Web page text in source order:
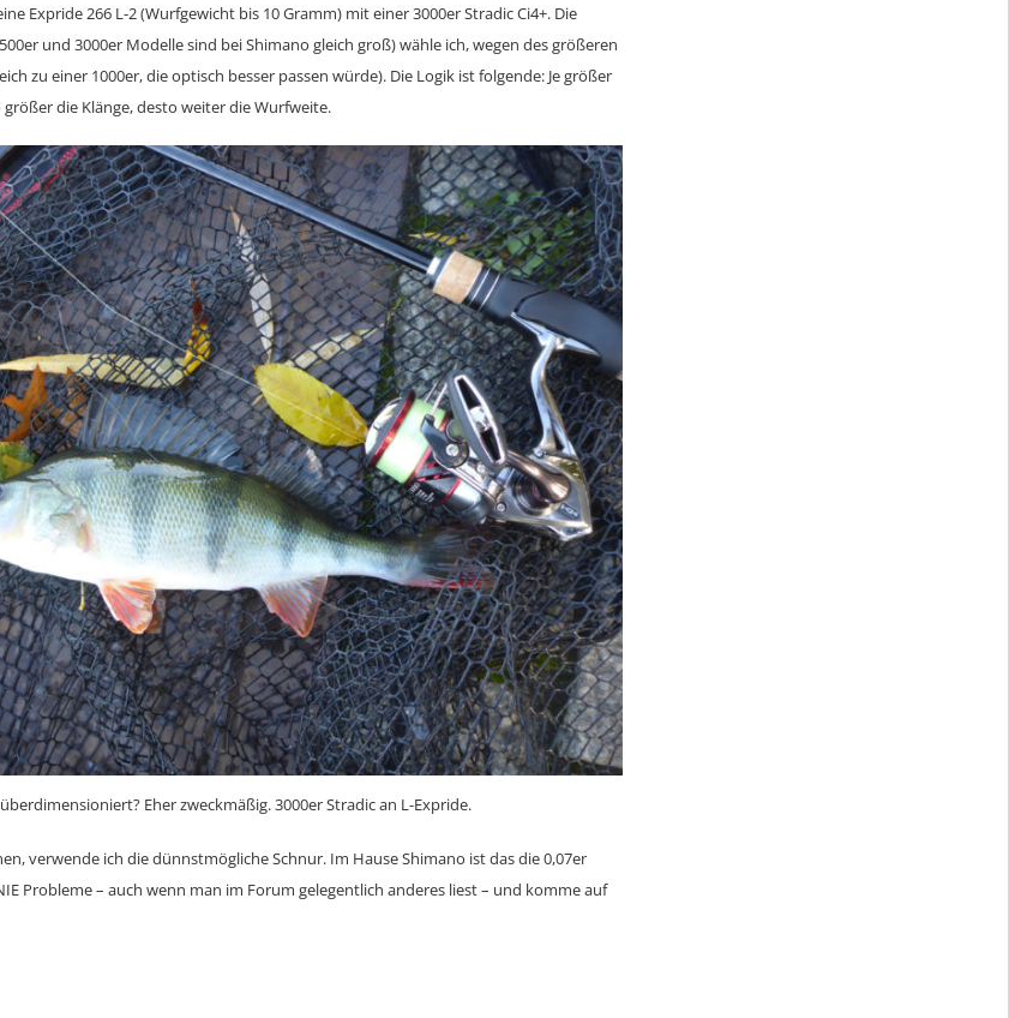
Expride 266 L-2 (Wurfgewicht bis 10 Gramm) mit einer 3000er Stradic Ci4+. Die
und 3000er Modelle sind bei Shimano gleich groß) wähle ich, wegen des größeren
zu einer 1000er, die optisch besser passen würde). Die Logik ist folgende: Je größer
die Klänge, desto weiter die Wurfweite.
Eher zweckmäßig. 3000er Stradic an L-Expride.
verwende ich die dünnstmögliche Schnur. Im Hause Shimano ist das die 0,07er
Probleme – auch wenn man im Forum gelegentlich anderes liest – und komme auf